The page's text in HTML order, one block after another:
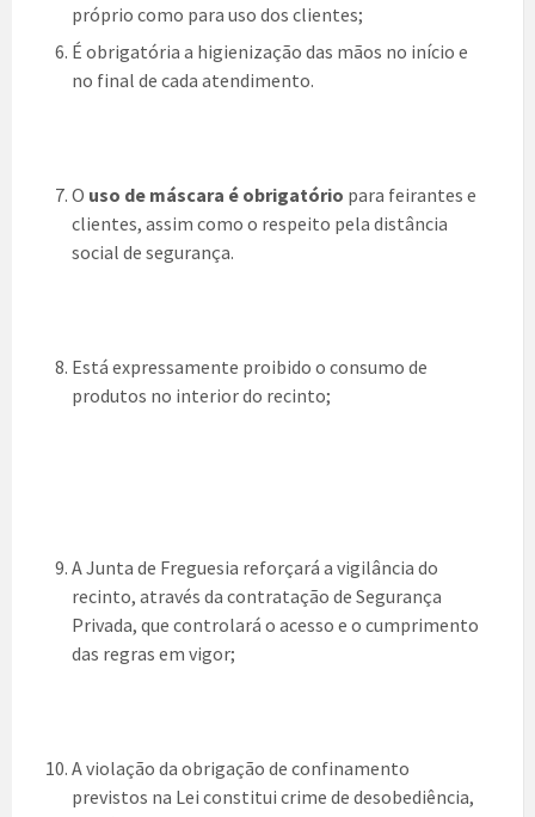
próprio como para uso dos clientes;
É obrigatória a higienização das mãos no início e
no final de cada atendimento.
O uso de máscara é obrigatório para feirantes e
clientes, assim como o respeito pela distância
social de segurança.
Está expressamente proibido o consumo de
produtos no interior do recinto;
A Junta de Freguesia reforçará a vigilância do
recinto, através da contratação de Segurança
Privada, que controlará o acesso e o cumprimento
das regras em vigor;
A violação da obrigação de confinamento
previstos na Lei constitui crime de desobediência,